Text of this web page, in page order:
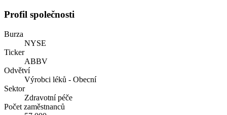
Profil společnosti
Burza
NYSE
Ticker
ABBV
Odvětví
Výrobci léků - Obecní
Sektor
Zdravotní péče
Počet zaměstnanců